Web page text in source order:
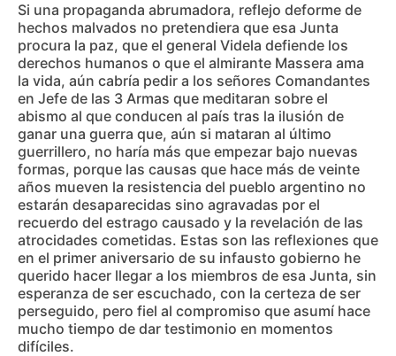
Si una propaganda abrumadora, reflejo deforme de
hechos malvados no pretendiera que esa Junta
procura la paz, que el general Videla defiende los
derechos humanos o que el almirante Massera ama
la vida, aún cabría pedir a los señores Comandantes
en Jefe de las 3 Armas que meditaran sobre el
abismo al que conducen al país tras la ilusión de
ganar una guerra que, aún si mataran al último
guerrillero, no haría más que empezar bajo nuevas
formas, porque las causas que hace más de veinte
años mueven la resistencia del pueblo argentino no
estarán desaparecidas sino agravadas por el
recuerdo del estrago causado y la revelación de las
atrocidades cometidas. Estas son las reflexiones que
en el primer aniversario de su infausto gobierno he
querido hacer llegar a los miembros de esa Junta, sin
esperanza de ser escuchado, con la certeza de ser
perseguido, pero fiel al compromiso que asumí hace
mucho tiempo de dar testimonio en momentos
difíciles.